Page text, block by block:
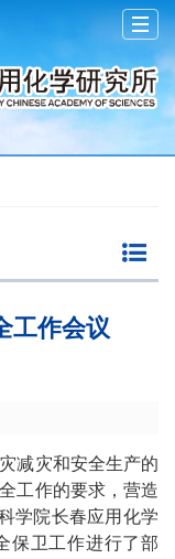
工作会议
减灾和安全生产的
工作的要求，营造
学院长春应用化学
保卫工作进行了部